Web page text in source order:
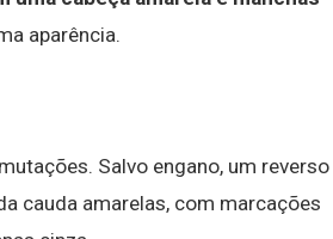
aparência.
Salvo engano, um reverso
cauda amarelas, com marcações